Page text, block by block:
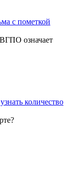
с пометкой
означает
количество